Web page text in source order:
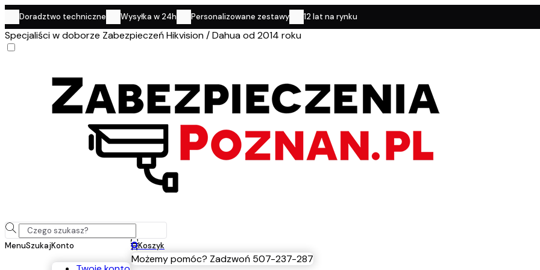
Doradztwo techniczne Wysyłka w 24h Personalizowane zestawy 12 lat na rynku
Specjaliści w doborze Zabezpieczeń Hikvision / Dahua od 2014 roku
MenuSzukajKonto 0Koszyk
Możemy pomóc? Zadzwoń 507-237-287